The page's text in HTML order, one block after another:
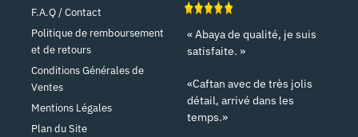
F.A.Q / Contact
Politique de remboursement
et de retours
Conditions Générales de
Ventes
Mentions Légales
Plan du Site
« Abaya de qualité, je suis
satisfaite. »
«Caftan avec de très jolis
détail, arrivé dans les
temps.»